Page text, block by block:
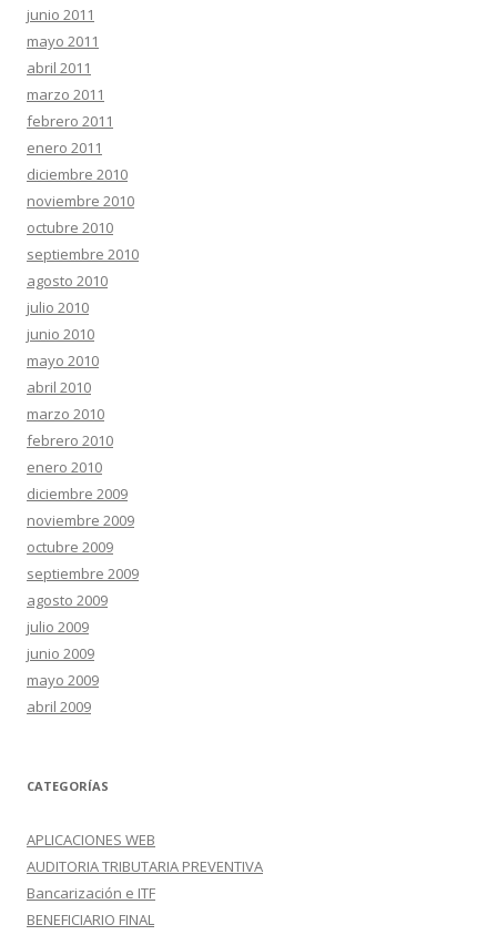
junio 2011
mayo 2011
abril 2011
marzo 2011
febrero 2011
enero 2011
diciembre 2010
noviembre 2010
octubre 2010
septiembre 2010
agosto 2010
julio 2010
junio 2010
mayo 2010
abril 2010
marzo 2010
febrero 2010
enero 2010
diciembre 2009
noviembre 2009
octubre 2009
septiembre 2009
agosto 2009
julio 2009
junio 2009
mayo 2009
abril 2009
CATEGORÍAS
APLICACIONES WEB
AUDITORIA TRIBUTARIA PREVENTIVA
Bancarización e ITF
BENEFICIARIO FINAL